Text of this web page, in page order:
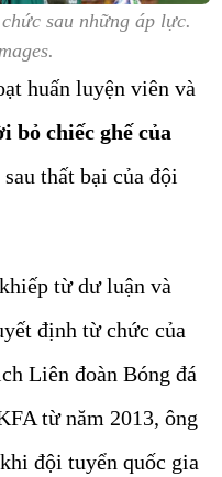
sau những áp lực.
huấn luyện viên và
bỏ chiếc ghế của
thất bại của đội
từ dư luận và
định từ chức của
Liên đoàn Bóng đá
từ năm 2013, ông
đội tuyển quốc gia